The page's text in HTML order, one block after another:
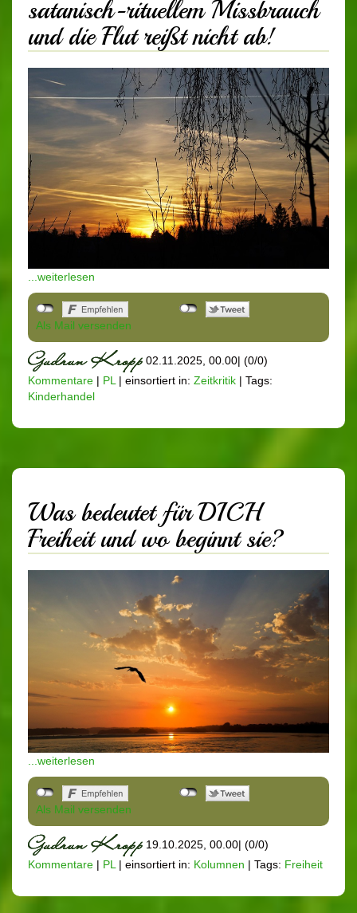
satanisch-rituellem Missbrauch
und die Flut reißt nicht ab!
...weiterlesen
Als Mail versenden
02.11.2025, 00.00| (0/0)
Kommentare | PL | einsortiert in: Zeitkritik | Tags:
Kinderhandel
Was bedeutet für DICH
Freiheit und wo beginnt sie?
...weiterlesen
Als Mail versenden
19.10.2025, 00.00| (0/0)
Kommentare | PL | einsortiert in: Kolumnen | Tags: Freiheit